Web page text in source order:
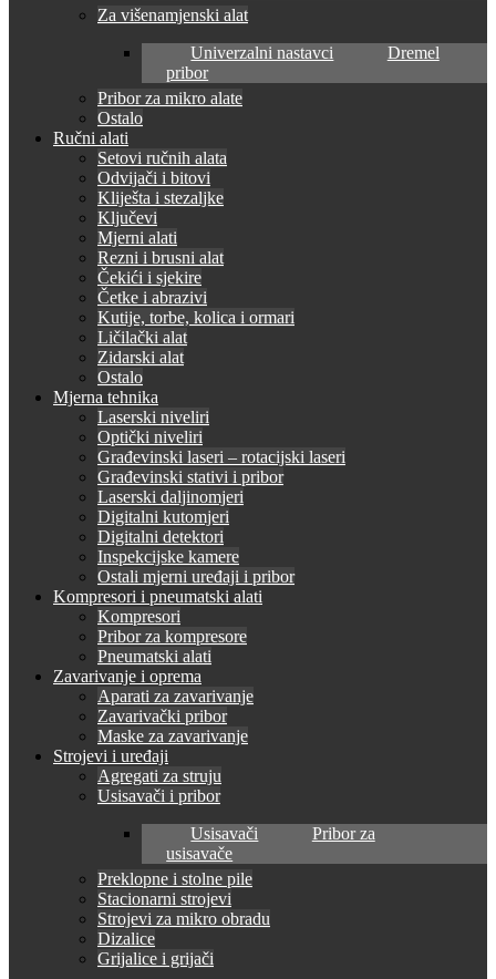
Za višenamjenski alat
Univerzalni nastavci
Dremel
pribor
Pribor za mikro alate
Ostalo
Ručni alati
Setovi ručnih alata
Odvijači i bitovi
Kliješta i stezaljke
Ključevi
Mjerni alati
Rezni i brusni alat
Čekići i sjekire
Četke i abrazivi
Kutije, torbe, kolica i ormari
Ličilački alat
Zidarski alat
Ostalo
Mjerna tehnika
Laserski niveliri
Optički niveliri
Građevinski laseri – rotacijski laseri
Građevinski stativi i pribor
Laserski daljinomjeri
Digitalni kutomjeri
Digitalni detektori
Inspekcijske kamere
Ostali mjerni uređaji i pribor
Kompresori i pneumatski alati
Kompresori
Pribor za kompresore
Pneumatski alati
Zavarivanje i oprema
Aparati za zavarivanje
Zavarivački pribor
Maske za zavarivanje
Strojevi i uređaji
Agregati za struju
Usisavači i pribor
Usisavači
Pribor za
usisavače
Preklopne i stolne pile
Stacionarni strojevi
Strojevi za mikro obradu
Dizalice
Grijalice i grijači